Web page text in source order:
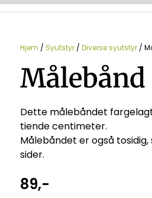
Hjem / Syutstyr / Diverse syutstyr /
Målebånd
Dette målebåndet
tiende centimeter.
Målebåndet er også
sider.
89,-